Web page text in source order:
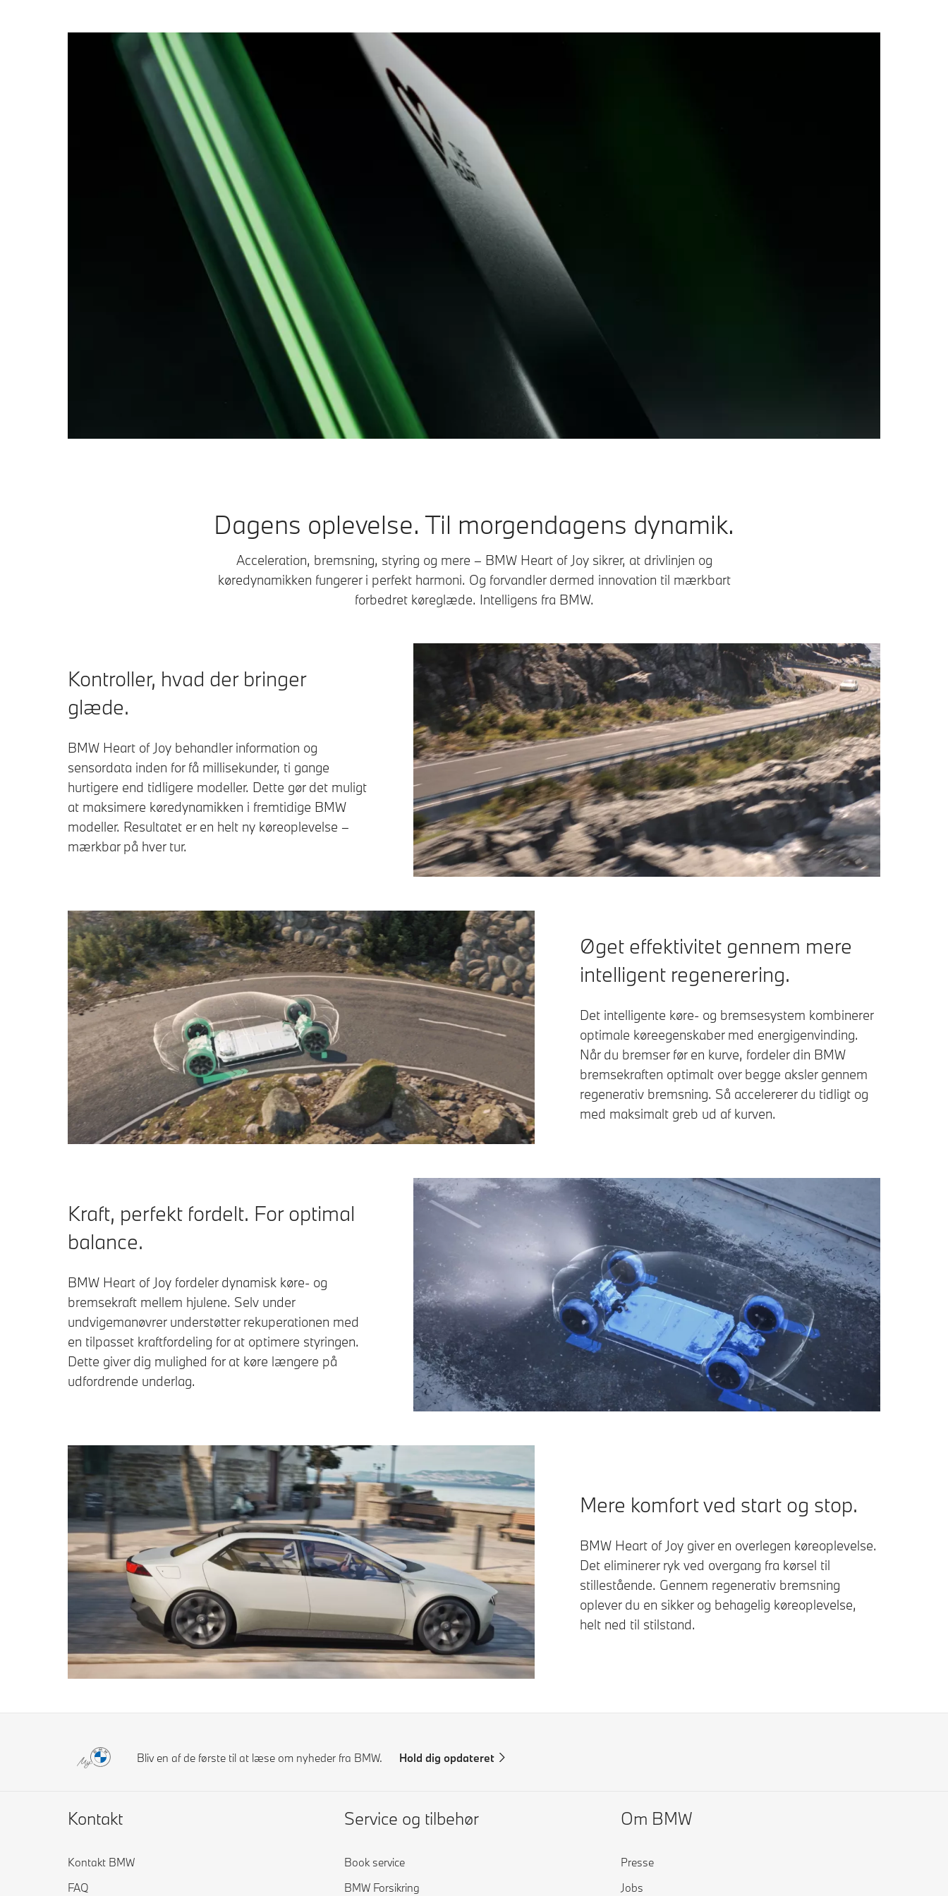
Dagens oplevelse. Til morgendagens dynamik.
Acceleration, bremsning, styring og mere – BMW Heart of Joy sikrer, at drivlinjen og
køredynamikken fungerer i perfekt harmoni. Og forvandler dermed innovation til mærkbart
forbedret køreglæde. Intelligens fra BMW.
Kontroller, hvad der bringer
glæde.
BMW Heart of Joy behandler information og
sensordata inden for få millisekunder, ti gange
hurtigere end tidligere modeller. Dette gør det muligt
at maksimere køredynamikken i fremtidige BMW
modeller. Resultatet er en helt ny køreoplevelse –
mærkbar på hver tur.
Øget effektivitet gennem mere
intelligent regenerering.
Det intelligente køre- og bremsesystem kombinerer
optimale køreegenskaber med energigenvinding.
Når du bremser før en kurve, fordeler din BMW
bremsekraften optimalt over begge aksler gennem
regenerativ bremsning. Så accelererer du tidligt og
med maksimalt greb ud af kurven.
Kraft, perfekt fordelt. For optimal
balance.
BMW Heart of Joy fordeler dynamisk køre- og
bremsekraft mellem hjulene. Selv under
undvigemanøvrer understøtter rekuperationen med
en tilpasset kraftfordeling for at optimere styringen.
Dette giver dig mulighed for at køre længere på
udfordrende underlag.
Mere komfort ved start og stop.
BMW Heart of Joy giver en overlegen køreoplevelse.
Det eliminerer ryk ved overgang fra kørsel til
stillestående. Gennem regenerativ bremsning
oplever du en sikker og behagelig køreoplevelse,
helt ned til stilstand.
Bliv en af de første til at læse om nyheder fra BMW. Hold dig opdateret
Kontakt
Kontakt BMW
FAQ
Service og tilbehør
Book service
BMW Forsikring
Om BMW
Presse
Jobs